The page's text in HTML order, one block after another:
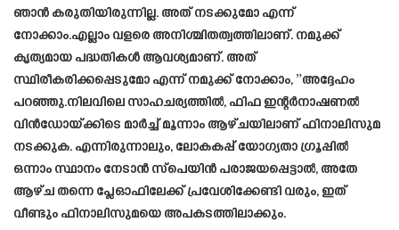
ഞാൻ കരുതിയിരുന്നില്ല. അത് നടക്കുമോ എന്ന്
നോക്കാം.എല്ലാം വളരെ അനിശ്ചിതത്വത്തിലാണ്. നമുക്ക്
കൃത്യമായ പദ്ധതികൾ ആവശ്യമാണ്. അത്
സ്ഥിരീകരിക്കപ്പെടുമോ എന്ന് നമുക്ക് നോക്കാം, ”അദ്ദേഹം
പറഞ്ഞു.നിലവിലെ സാഹചര്യത്തിൽ, ഫിഫ ഇന്റർനാഷണൽ
വിൻഡോയ്ക്കിടെ മാർച്ച് മൂന്നാം ആഴ്ചയിലാണ് ഫിനാലിസുമ
നടക്കുക. എന്നിരുന്നാലും, ലോകകപ്പ് യോഗ്യതാ ഗ്രൂപ്പിൽ
ഒന്നാം സ്ഥാനം നേടാൻ സ്പെയിൻ പരാജയപ്പെട്ടാൽ, അതേ
ആഴ്ച തന്നെ പ്ലേഓഫിലേക്ക് പ്രവേശിക്കേണ്ടി വരും, ഇത്
വീണ്ടും ഫിനാലിസുമയെ അപകടത്തിലാക്കും.